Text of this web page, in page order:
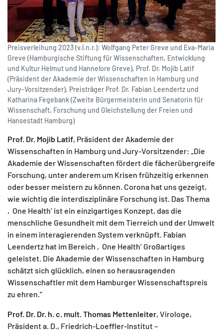
Preisverleihung 2023 (v.l.n.r.): Wolfgang Peter Greve und Eva-Maria
Greve (Hamburgische Stiftung für Wissenschaften, Entwicklung
und Kultur Helmut und Hannelore Greve), Prof. Dr. Mojib Latif
(Präsident der Akademie der Wissenschaften in Hamburg und
Jury-Vorsitzender), Preisträger Prof. Dr. Fabian Leendertz und
Katharina Fegebank (Zweite Bürgermeisterin und Senatorin für
Wissenschaft, Forschung und Gleichstellung der Freien und
Hansestadt Hamburg)
Prof. Dr. Mojib Latif, Präsident der Akademie der
Wissenschaften in Hamburg und Jury-Vorsitzender: „Die
Akademie der Wissenschaften fördert die fächerübergreife
Forschung, unter anderem um Krisen frühzeitig erkennen
oder besser meistern zu können. Corona hat uns gezeigt,
wie wichtig die interdisziplinäre Forschung ist. Das Thema
‚One Health‘ ist ein einzigartiges Konzept, das die
menschliche Gesundheit mit dem Tierreich und der Umwelt
in einem interagierenden System verknüpft. Fabian
Leendertz hat im Bereich ‚One Health‘ Großartiges
geleistet. Die Akademie der Wissenschaften in Hamburg
schätzt sich glücklich, einen so herausragenden
Wissenschaftler mit dem Hamburger Wissenschaftspreis
zu ehren.“
Prof. Dr. Dr. h. c. mult. Thomas Mettenleiter, Virologe,
Präsident a. D., Friedrich-Loeffler-Institut –